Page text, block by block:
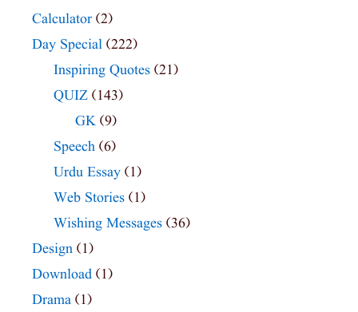
Calculator (2)
Day Special (222)
Inspiring Quotes (21)
QUIZ (143)
GK (9)
Speech (6)
Urdu Essay (1)
Web Stories (1)
Wishing Messages (36)
Design (1)
Download (1)
Drama (1)